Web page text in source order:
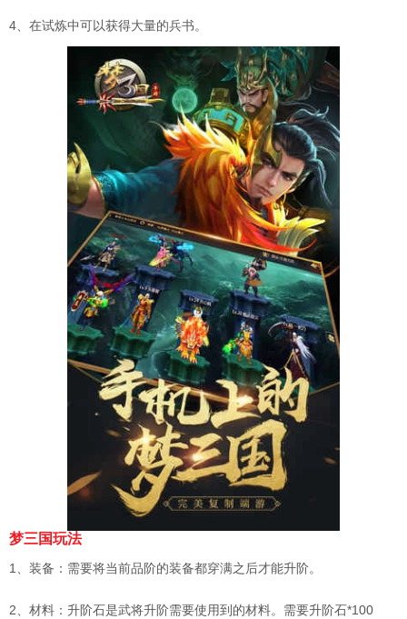
4、在试炼中可以获得大量的兵书。
梦三国玩法
1、装备：需要将当前品阶的装备都穿满之后才能升阶。
2、材料：升阶石是武将升阶需要使用到的材料。需要升阶石*100